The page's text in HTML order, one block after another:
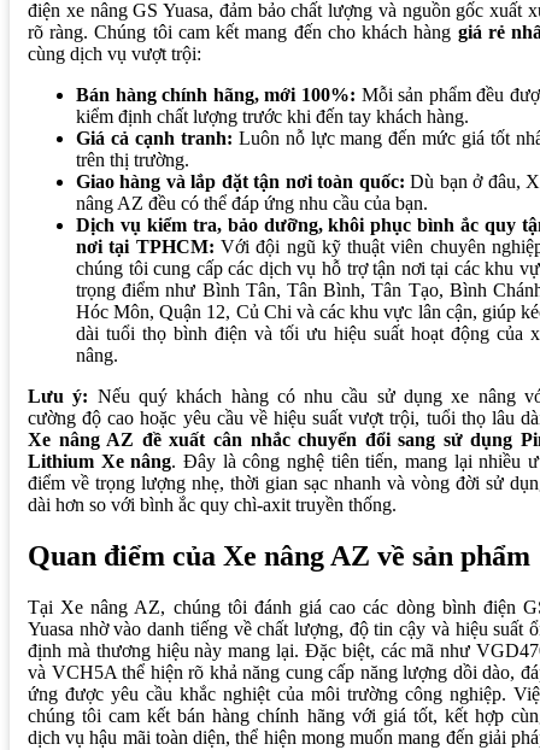
điện xe nâng GS Yuasa, đảm bảo chất lượng và nguồn gốc xuất
rõ ràng. Chúng tôi cam kết mang đến cho khách hàng giá rẻ
cùng dịch vụ vượt trội:
Bán hàng chính hãng, mới 100%: Mỗi sản phẩm đều
kiểm định chất lượng trước khi đến tay khách hàng.
Giá cả cạnh tranh: Luôn nỗ lực mang đến mức giá tốt
trên thị trường.
Giao hàng và lắp đặt tận nơi toàn quốc: Dù bạn ở đâu,
nâng AZ đều có thể đáp ứng nhu cầu của bạn.
Dịch vụ kiểm tra, bảo dưỡng, khôi phục bình ắc quy
nơi tại TPHCM: Với đội ngũ kỹ thuật viên chuyên
chúng tôi cung cấp các dịch vụ hỗ trợ tận nơi tại các khu
trọng điểm như Bình Tân, Tân Bình, Tân Tạo, Bình
Hóc Môn, Quận 12, Củ Chi và các khu vực lân cận, giúp
dài tuổi thọ bình điện và tối ưu hiệu suất hoạt động của
nâng.
Lưu ý: Nếu quý khách hàng có nhu cầu sử dụng xe nâng
cường độ cao hoặc yêu cầu về hiệu suất vượt trội, tuổi thọ lâu
Xe nâng AZ đề xuất cân nhắc chuyển đổi sang sử dụng
Lithium Xe nâng. Đây là công nghệ tiên tiến, mang lại nhiều
điểm về trọng lượng nhẹ, thời gian sạc nhanh và vòng đời sử
dài hơn so với bình ắc quy chì-axit truyền thống.
Quan điểm của Xe nâng AZ về sản phẩm
Tại Xe nâng AZ, chúng tôi đánh giá cao các dòng bình điện
Yuasa nhờ vào danh tiếng về chất lượng, độ tin cậy và hiệu suất
định mà thương hiệu này mang lại. Đặc biệt, các mã như
và VCH5A thể hiện rõ khả năng cung cấp năng lượng dồi dào,
ứng được yêu cầu khắc nghiệt của môi trường công nghiệp.
chúng tôi cam kết bán hàng chính hãng với giá tốt, kết hợp
dịch vụ hậu mãi toàn diện, thể hiện mong muốn mang đến giải